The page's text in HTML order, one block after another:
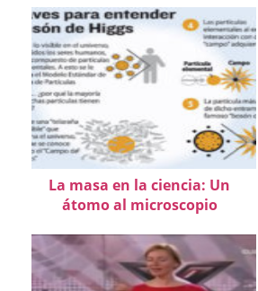
La masa en la ciencia: Un
átomo al microscopio